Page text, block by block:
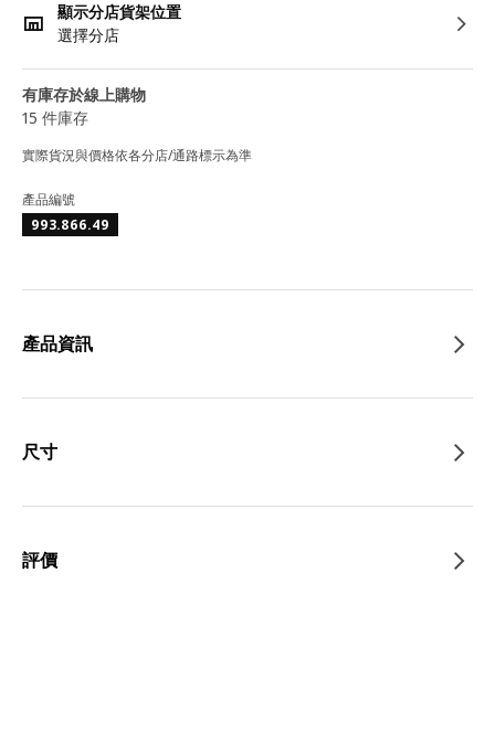
顯示分店貨架位置
選擇分店
有庫存於線上購物
15 件庫存
實際貨況與價格依各分店/通路標示為準
產品編號
993.866.49
產品資訊
尺寸
評價